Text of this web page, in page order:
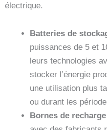
électrique.
Batteries de
puissances de 5 et
leurs technologies
stocker l’énergie
une utilisation plus
ou durant les
Bornes de